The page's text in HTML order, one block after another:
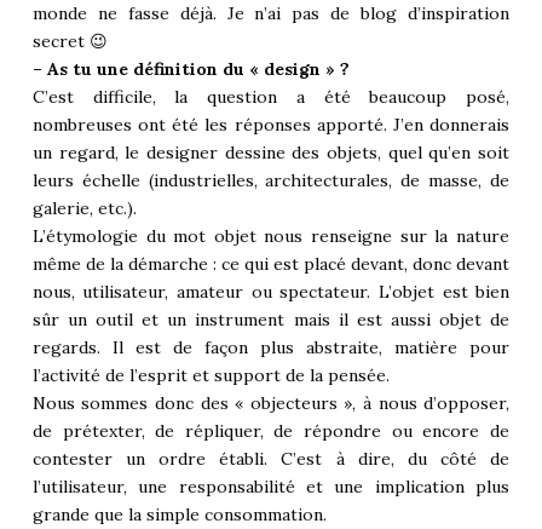
monde ne fasse déjà. Je n’ai pas de blog d’inspiration
secret 😉
– As tu une définition du « design » ?
C’est difficile, la question a été beaucoup posé,
nombreuses ont été les réponses apporté. J’en donnerais
un regard, le designer dessine des objets, quel qu’en soit
leurs échelle (industrielles, architecturales, de masse, de
galerie, etc.).
L’étymologie du mot objet nous renseigne sur la nature
même de la démarche : ce qui est placé devant, donc devant
nous, utilisateur, amateur ou spectateur. L’objet est bien
sûr un outil et un instrument mais il est aussi objet de
regards. Il est de façon plus abstraite, matière pour
l’activité de l’esprit et support de la pensée.
Nous sommes donc des « objecteurs », à nous d’opposer,
de prétexter, de répliquer, de répondre ou encore de
contester un ordre établi. C’est à dire, du côté de
l’utilisateur, une responsabilité et une implication plus
grande que la simple consommation.